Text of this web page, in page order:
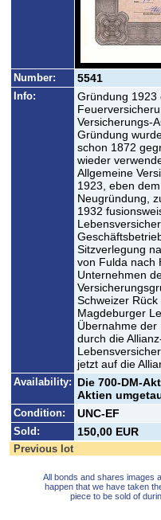
Number: 5541
Info:
Gründung 1923
Versicherungs-
Gründung
schon 1872
wieder
Allgemeine
1923, eben
Neugründung,
1932
Sitzverlegung
von Fulda nach
Unternehmen
Schweizer
Magdeburger
Übernahme der
durch die
jetzt auf die
Availability: Die 700-DM-
Aktien
Condition: UNC-EF
Sold: 150,00 EUR
Previous lot
All bonds and shares images
happen that we have taken
piece to be sold of